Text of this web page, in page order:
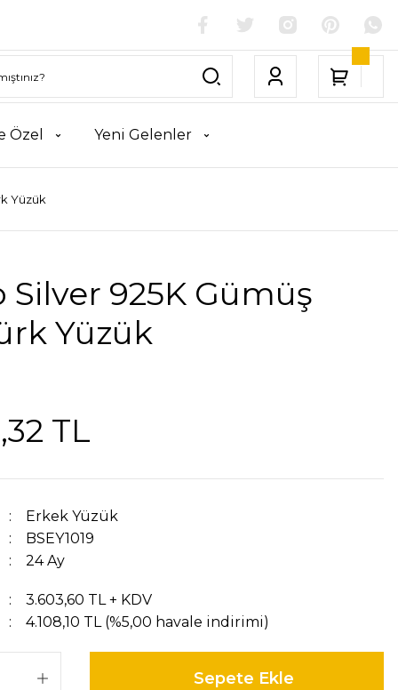
Özel Yeni Gelenler
Yüzük
Silver 925K Gümüş
Yüzük
TL
Erkek Yüzük
BSEY1019
24 Ay
3.603,60 TL + KDV
4.108,10 TL (%5,00 havale indirimi)
Sepete Ekle